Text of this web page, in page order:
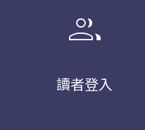
group
讀者登入